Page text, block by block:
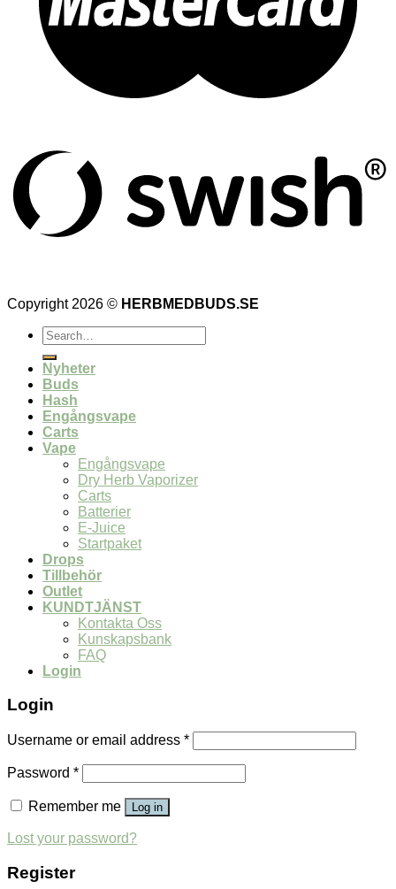
Copyright 2026 © HERBMEDBUDS.SE
Search
for:
Nyheter
Buds
Hash
Engångsvape
Carts
Vape
Engångsvape
Dry Herb Vaporizer
Carts
Batterier
E-Juice
Startpaket
Drops
Tillbehör
Outlet
KUNDTJÄNST
Kontakta Oss
Kunskapsbank
FAQ
Login
Login
Username or email address *
Password *
Remember me Log in
Lost your password?
Register